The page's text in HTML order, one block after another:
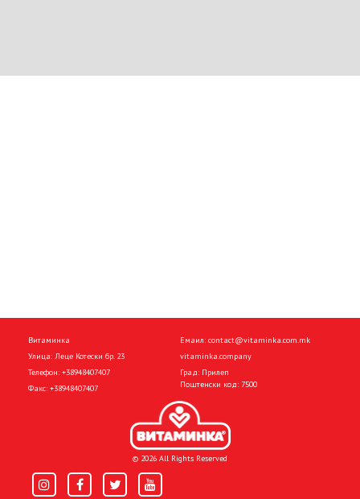
Витаминка
Улица: Леце Котески бр. 23
Телефон: +38948407407
Факс: +38948407407
Емаил: contact@vitaminka.com.mk
vitaminka.company
Град: Прилеп
Поштенски код: 7500
© 2026 All Rights Reserved